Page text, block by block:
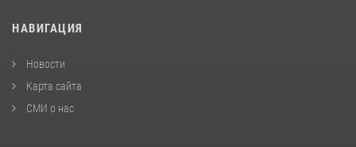
НАВИГАЦИЯ
Новости
Карта сайта
СМИ о нас